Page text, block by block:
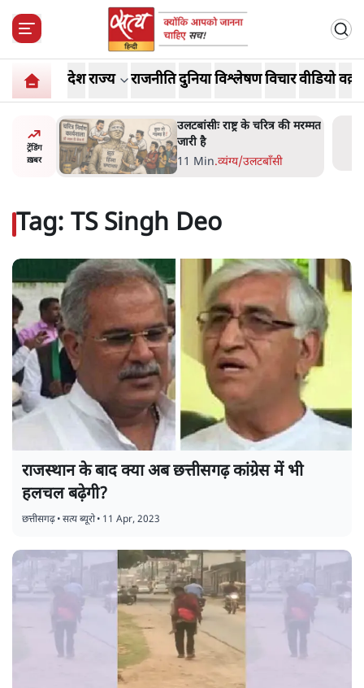
देशराज्य राजनीतिदुनियाविश्लेषणविचारवीडियो
ट्रेंडिंग
ख़बर
पर
उलटबांसीः राष्ट्र के चरित्र की मरम्मत
जारी है
11 Min.व्यंग्य/उलटबाँसी
Tag: TS Singh Deo
राजस्थान के बाद क्या अब छत्तीसगढ़ कांग्रेस में भी
हलचल बढ़ेगी?
छत्तीसगढ़•सत्य ब्यूरो• 11 Apr, 2023